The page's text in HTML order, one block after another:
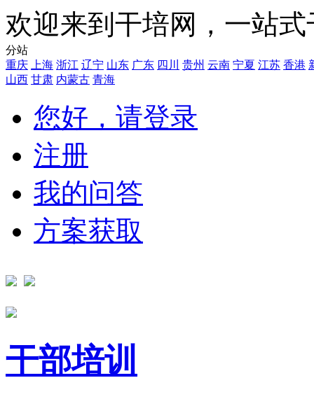
欢迎来到干培网，一站
分站
重庆
上海 浙江 辽宁 山东 广东 四川 贵州 云南 宁夏 江苏 香港
山西 甘肃 内蒙古 青海
您好，请登录
注册
我的问答
方案获取
干部培训